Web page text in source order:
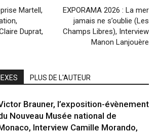
Martell,
Duprat,
EXPORAMA 2026 : La mer
jamais ne s’oublie (Les
Champs Libres), Interview
Manon Lanjouère
PLUS DE L'AUTEUR
Brauner, l’exposition-évènement
Nouveau Musée national de
Interview Camille Morando,